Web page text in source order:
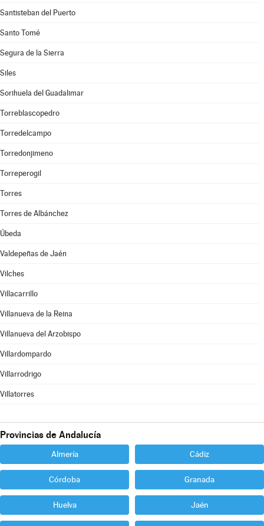
Santisteban del Puerto
Santo Tomé
Segura de la Sierra
Siles
Sorihuela del Guadalimar
Torreblascopedro
Torredelcampo
Torredonjimeno
Torreperogil
Torres
Torres de Albánchez
Úbeda
Valdepeñas de Jaén
Vilches
Villacarrillo
Villanueva de la Reina
Villanueva del Arzobispo
Villardompardo
Villarrodrigo
Villatorres
Provincias de Andalucía
Almería Cádiz
Córdoba Granada
Huelva Jaén